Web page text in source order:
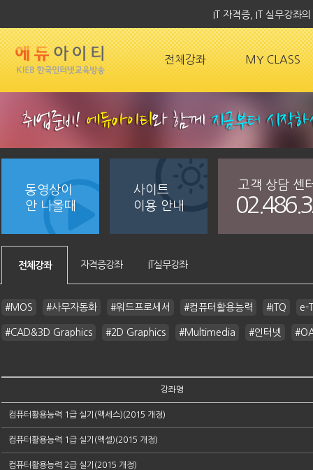
IT 자격증, IT 실무강좌
전체강좌 MY CLASS
동영상이
안 나올때
사이트
이용 안내
고객 상담 센
전체강좌 자격증강좌 IT실무강좌
#MOS #사무자동화 #워드프로세서 #컴퓨터활용능력 #ITQ e-
#CAD&3D Graphics #2D Graphics #Multimedia #인터넷
강좌명
컴퓨터활용능력 1급 실기(액세스)(2015 개정)
컴퓨터활용능력 1급 실기(엑셀)(2015 개정)
컴퓨터활용능력 2급 실기(2015 개정)